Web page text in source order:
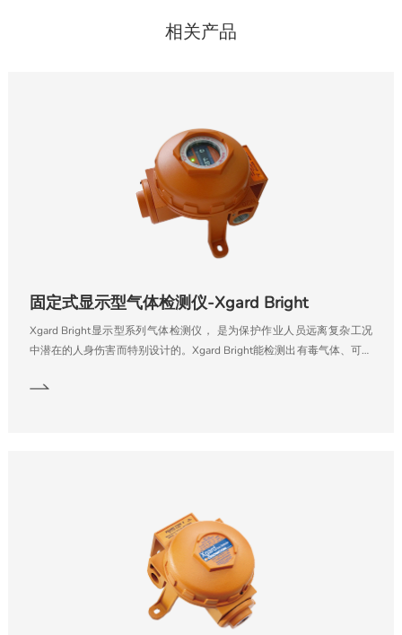
相关产品
固定式显示型气体检测仪-Xgard Bright
Xgard Bright显示型系列气体检测仪， 是为保护作业人员远离复杂工况
中潜在的人身伤害而特别设计的。Xgard Bright能检测出有毒气体、可燃